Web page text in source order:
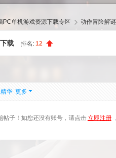
PC单机游戏资源下载专区 动作冒险解
载 排名: 12
精华 更多
帖子！如您还没有账号，请点击 立即注册